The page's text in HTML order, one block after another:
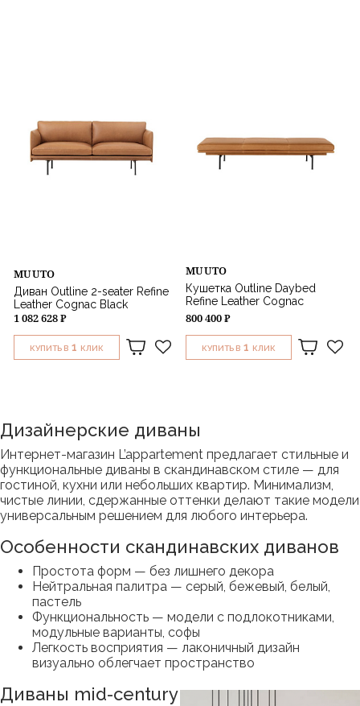
MUUTO
Диван Outline 2-seater Refine
Leather Cognac Black
1 082 628 ₽
КУПИТЬ В 1 КЛИК
MUUTO
Кушетка Outline Daybed
Refine Leather Cognac
800 400 ₽
КУПИТЬ В 1 КЛИК
Дизайнерские диваны
Интернет-магазин L’appartement предлагает стильные и
функциональные диваны в скандинавском стиле — для
гостиной, кухни или небольших квартир. Минимализм,
чистые линии, сдержанные оттенки делают такие модели
универсальным решением для любого интерьера.
Особенности скандинавских диванов
Простота форм — без лишнего декора
Нейтральная палитра — серый, бежевый, белый,
пастель
Функциональность — модели с подлокотниками,
модульные варианты, софы
Легкость восприятия — лаконичный дизайн
визуально облегчает пространство
Диваны mid-century